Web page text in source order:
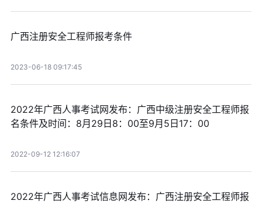
广西注册安全工程师报考条件
2023-06-18 09:17:45
2022年广西人事考试网发布：广西中级注册安全工程师报
名条件及时间：8月29日8：00至9月5日17：00
2022-09-12 12:16:07
2022年广西人事考试信息网发布：广西注册安全工程师报